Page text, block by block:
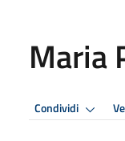
Maria
Condividi